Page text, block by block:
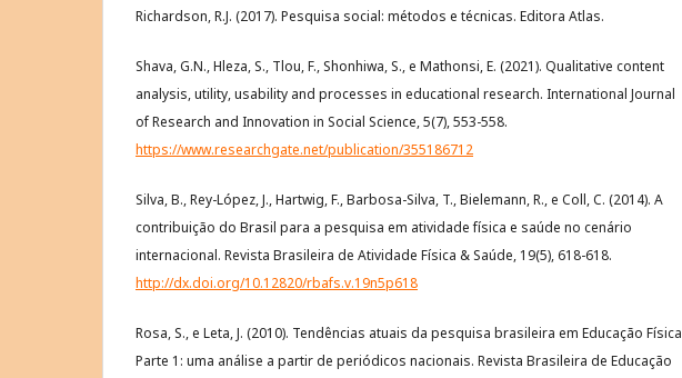
Richardson, R.J. (2017). Pesquisa social: métodos e técnicas. Editora Atlas.
Shava, G.N., Hleza, S., Tlou, F., Shonhiwa, S., e Mathonsi, E. (2021). Qualitative content
analysis, utility, usability and processes in educational research. International Journal
of Research and Innovation in Social Science, 5(7), 553-558.
https://www.researchgate.net/publication/355186712
Silva, B., Rey-López, J., Hartwig, F., Barbosa-Silva, T., Bielemann, R., e Coll, C. (2014). A
contribuição do Brasil para a pesquisa em atividade física e saúde no cenário
internacional. Revista Brasileira de Atividade Física & Saúde, 19(5), 618-618.
http://dx.doi.org/10.12820/rbafs.v.19n5p618
Rosa, S., e Leta, J. (2010). Tendências atuais da pesquisa brasileira em Educação Física
Parte 1: uma análise a partir de periódicos nacionais. Revista Brasileira de Educação